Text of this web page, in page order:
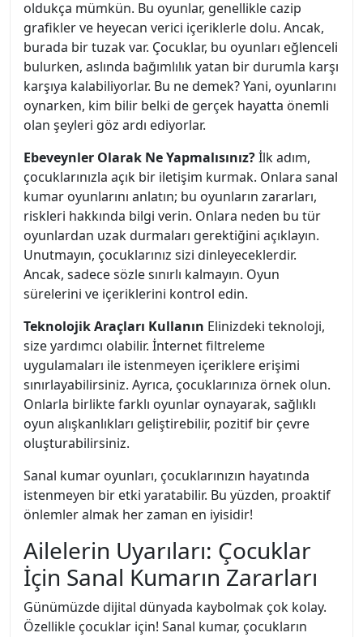
oldukça mümkün. Bu oyunlar, genellikle cazip
grafikler ve heyecan verici içeriklerle dolu. Ancak,
burada bir tuzak var. Çocuklar, bu oyunları eğlenceli
bulurken, aslında bağımlılık yatan bir durumla karşı
karşıya kalabiliyorlar. Bu ne demek? Yani, oyunlarını
oynarken, kim bilir belki de gerçek hayatta önemli
olan şeyleri göz ardı ediyorlar.
Ebeveynler Olarak Ne Yapmalısınız?İlk adım,
çocuklarınızla açık bir iletişim kurmak. Onlara sanal
kumar oyunlarını anlatın; bu oyunların zararları,
riskleri hakkında bilgi verin. Onlara neden bu tür
oyunlardan uzak durmaları gerektiğini açıklayın.
Unutmayın, çocuklarınız sizi dinleyeceklerdir.
Ancak, sadece sözle sınırlı kalmayın. Oyun
sürelerini ve içeriklerini kontrol edin.
Teknolojik Araçları Kullanın Elinizdeki teknoloji,
size yardımcı olabilir. İnternet filtreleme
uygulamaları ile istenmeyen içeriklere erişimi
sınırlayabilirsiniz. Ayrıca, çocuklarınıza örnek olun.
Onlarla birlikte farklı oyunlar oynayarak, sağlıklı
oyun alışkanlıkları geliştirebilir, pozitif bir çevre
oluşturabilirsiniz.
Sanal kumar oyunları, çocuklarınızın hayatında
istenmeyen bir etki yaratabilir. Bu yüzden, proaktif
önlemler almak her zaman en iyisidir!
Ailelerin Uyarıları: Çocuklar
İçin Sanal Kumarın Zararları
Günümüzde dijital dünyada kaybolmak çok kolay.
Özellikle çocuklar için! Sanal kumar, çocukların